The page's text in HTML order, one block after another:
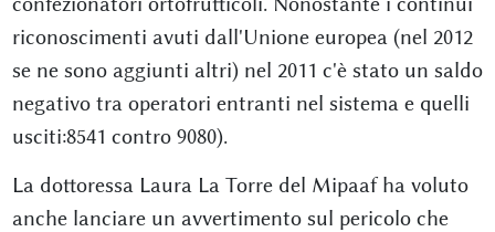
riconoscimenti avuti dall'Unione europea (nel 2012
se ne sono aggiunti altri) nel 2011 c'è stato un saldo
negativo tra operatori entranti nel sistema e quelli
usciti:8541 contro 9080).
La dottoressa Laura La Torre del Mipaaf ha voluto
anche lanciare un avvertimento sul pericolo che